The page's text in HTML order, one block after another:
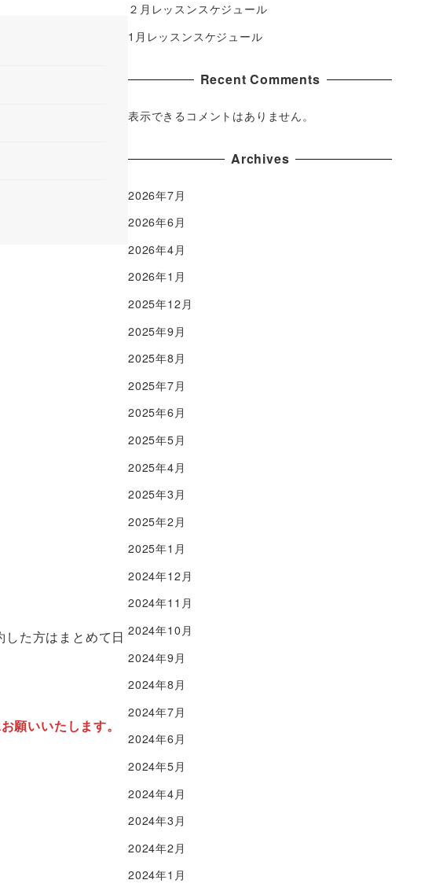
た方はまとめて日
願いいたします。
２月レッスンスケジュール
1月レッスンスケジュール
Recent Comments
表示できるコメントはありません。
Archives
2026年7月
2026年6月
2026年4月
2026年1月
2025年12月
2025年9月
2025年8月
2025年7月
2025年6月
2025年5月
2025年4月
2025年3月
2025年2月
2025年1月
2024年12月
2024年11月
2024年10月
2024年9月
2024年8月
2024年7月
2024年6月
2024年5月
2024年4月
2024年3月
2024年2月
2024年1月